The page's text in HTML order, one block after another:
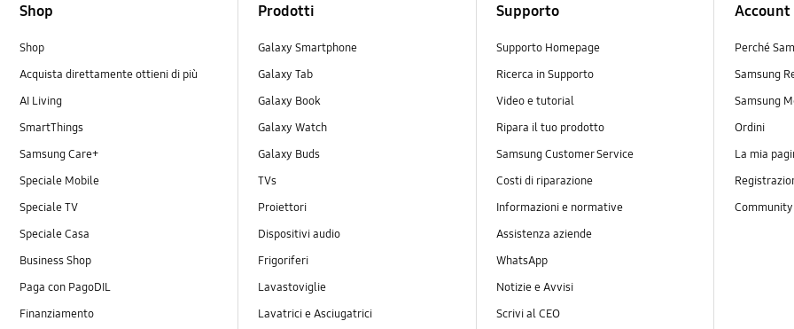
Shop
Shop
Acquista direttamente ottieni di più
AI Living
SmartThings
Samsung Care+
Speciale Mobile
Speciale TV
Speciale Casa
Business Shop
Paga con PagoDIL
Finanziamento
Prodotti
Galaxy Smartphone
Galaxy Tab
Galaxy Book
Galaxy Watch
Galaxy Buds
TVs
Proiettori
Dispositivi audio
Frigoriferi
Lavastoviglie
Lavatrici e Asciugatrici
Supporto
Supporto Homepage
Ricerca in Supporto
Video e tutorial
Ripara il tuo prodotto
Samsung Customer Service
Costi di riparazione
Informazioni e normative
Assistenza aziende
WhatsApp
Notizie e Avvisi
Scrivi al CEO
Account
Perché
Samsung
Samsung
Ordini
La mia
Community